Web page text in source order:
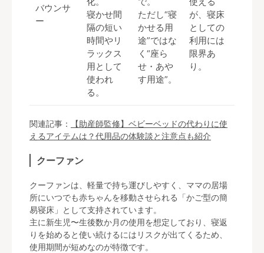
バウンサ
ー
寝かせ間
隔の短い
時間やリ
ラックス
用として
使われ
る。
ただし“寝
かせる用
途”ではな
く“座ら
せ・あや
す用途”。
が、寝床
としての
利用には
限界あ
り。
関連記事：
【助産師監修】ベビーベッドの代わりに使
えるアイテムは？代用品の体験談と注意点も紹介
クーファン
クーファンは、軽量で持ち運びしやすく、ママの居場
所にいつでも赤ちゃんを移動させられる「かご型の簡
易寝床」として支持されています。
主に新生児〜生後数か月の使用を想定しており、寝返
りを始めると使い続けるにはリスクが出てくるため、
使用期間が短めなのが特徴です。